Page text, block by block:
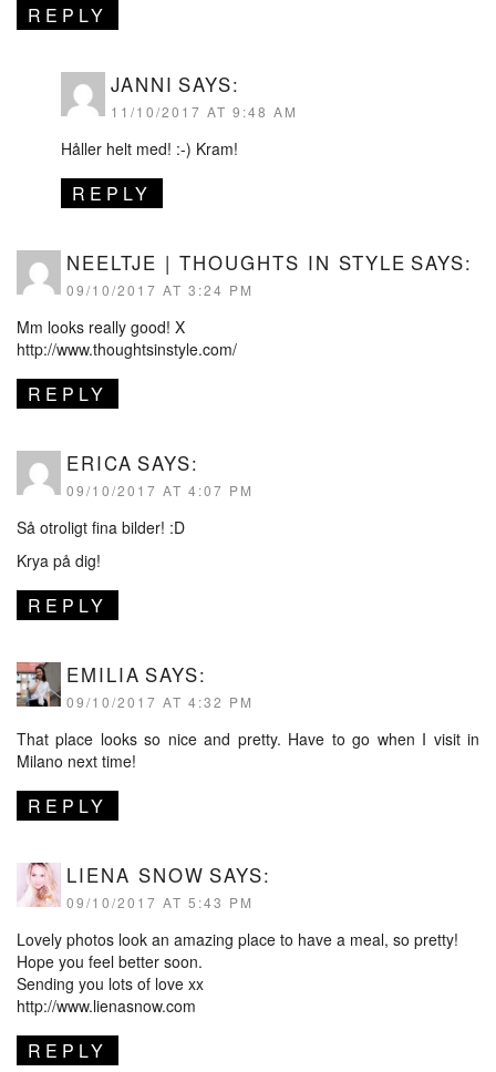
REPLY
JANNI SAYS:
11/10/2017 AT 9:48 AM
Håller helt med! :-) Kram!
REPLY
NEELTJE | THOUGHTS IN STYLE SAYS:
09/10/2017 AT 3:24 PM
Mm looks really good! X
http://www.thoughtsinstyle.com/
REPLY
ERICA SAYS:
09/10/2017 AT 4:07 PM
Så otroligt fina bilder! :D
Krya på dig!
REPLY
EMILIA SAYS:
09/10/2017 AT 4:32 PM
That place looks so nice and pretty. Have to go when I visit in
Milano next time!
REPLY
LIENA SNOW SAYS:
09/10/2017 AT 5:43 PM
Lovely photos look an amazing place to have a meal, so pretty!
Hope you feel better soon.
Sending you lots of love xx
http://www.lienasnow.com
REPLY